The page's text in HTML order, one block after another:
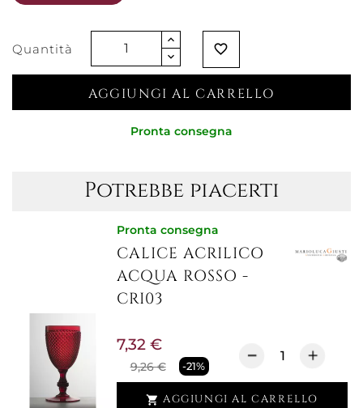
Quantità favorite_border
AGGIUNGI AL CARRELLO
Pronta consegna
Potrebbe piacerti
Pronta consegna
CALICE ACRILICO
ACQUA ROSSO -
CRI03
9,26 € -21%
7,32 €
 AGGIUNGI AL CARRELLO